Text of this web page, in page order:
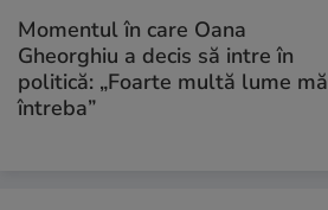
Momentul în care Oana
Gheorghiu a decis să intre în
politică: „Foarte multă lume mă
întreba”